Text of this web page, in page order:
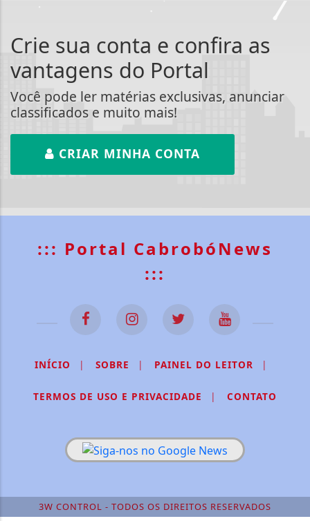
Crie sua conta e confira as
vantagens do Portal
Você pode ler matérias exclusivas, anunciar
classificados e muito mais!
CRIAR MINHA CONTA
::: Portal CabrobóNews
:::
INÍCIO | SOBRE | PAINEL DO LEITOR |
TERMOS DE USO E PRIVACIDADE | CONTATO
3W CONTROL - TODOS OS DIREITOS RESERVADOS